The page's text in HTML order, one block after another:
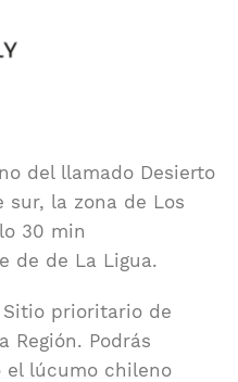
del llamado Desierto
la zona de Los
30 min
de de La Ligua.
prioritario de
Región. Podrás
el lúcumo chileno